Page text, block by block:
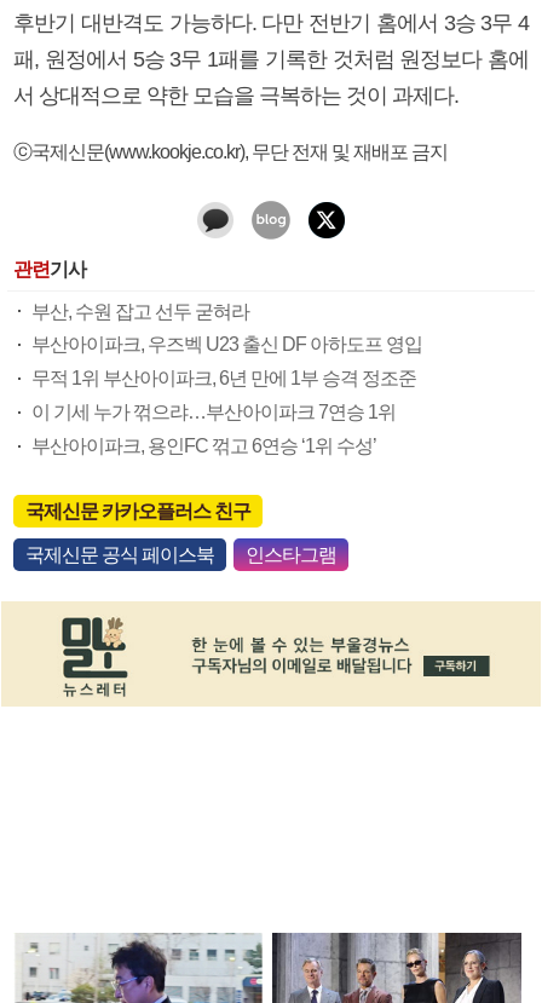
후반기 대반격도 가능하다. 다만 전반기 홈에서 3승 3무 4
패, 원정에서 5승 3무 1패를 기록한 것처럼 원정보다 홈에
서 상대적으로 약한 모습을 극복하는 것이 과제다.
ⓒ국제신문(www.kookje.co.kr), 무단 전재 및 재배포 금지
관련기사
부산, 수원 잡고 선두 굳혀라
부산아이파크, 우즈벡 U23 출신 DF 아하도프 영입
무적 1위 부산아이파크, 6년 만에 1부 승격 정조준
이 기세 누가 꺾으랴…부산아이파크 7연승 1위
부산아이파크, 용인FC 꺾고 6연승 ‘1위 수성’
국제신문 카카오플러스 친구
국제신문 공식 페이스북 인스타그램